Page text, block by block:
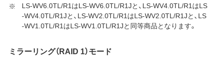
LS-WV6.0TL/R1はLS-WV6.0TL/R1Jと、LS-WV4.0TL/R1はLS
-WV4.0TL/R1Jと、LS-WV2.0TL/R1はLS-WV2.0TL/R1Jと、LS
-WV1.0TL/R1はLS-WV1.0TL/R1Jと同等商品となります。
ミラーリング（RAID 1）モード